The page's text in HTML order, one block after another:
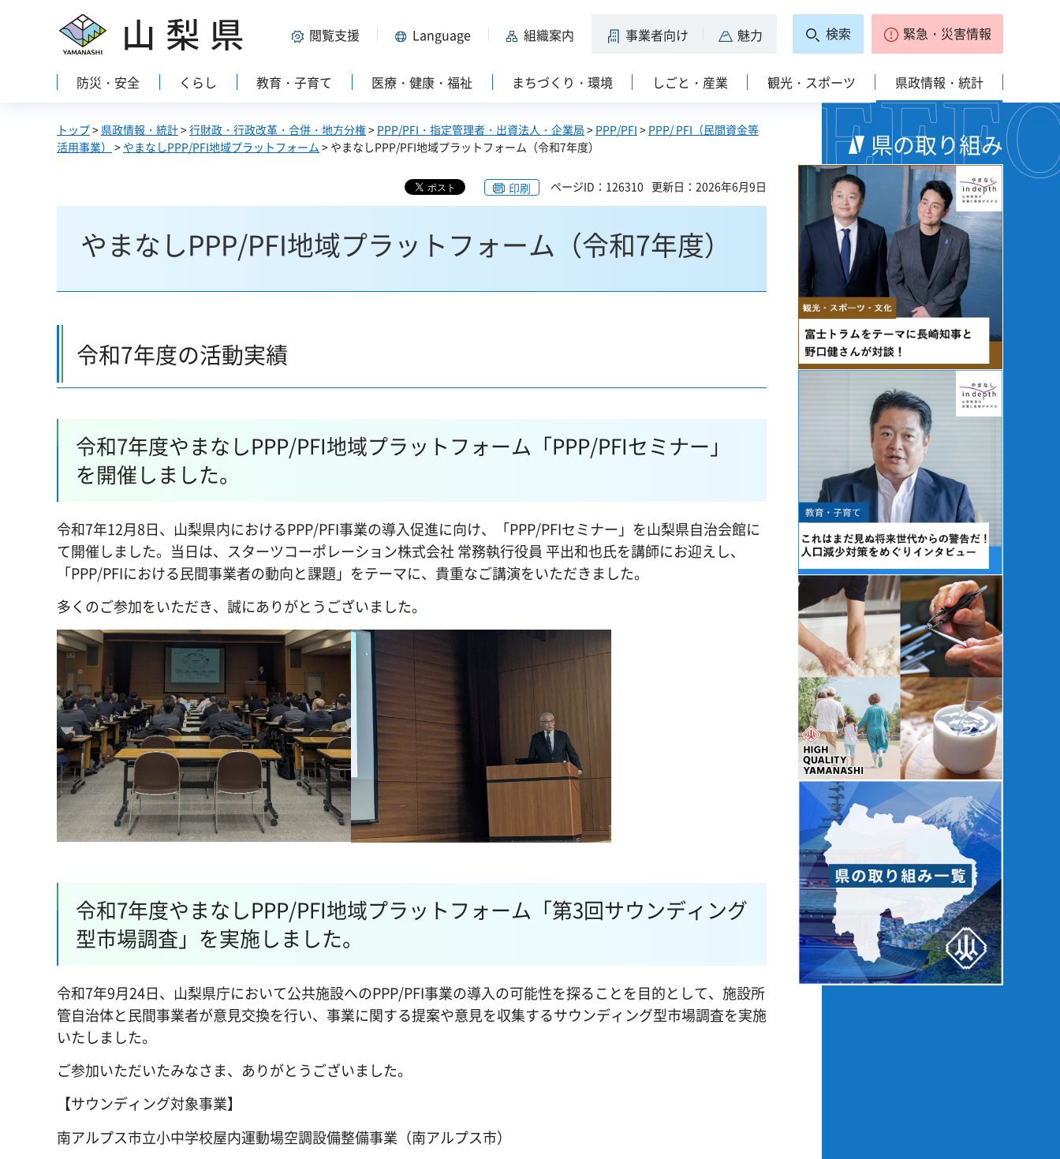
山梨県 閲覧支援 Language 組織案内 事業者向け 魅力 検索 緊急・災害情報
防災・安全 くらし 教育・子育て 医療・健康・福祉 まちづくり・環境 しごと・産業 観光・スポーツ 県政情報・統計
トップ> 県政情報・統計>行財政・行政改革・合併・地方分権> PPP/PFI・指定管理者・出資法人・企業局 > PPP/PFI > PPP/ PFI（民間資金等
活用事業） > やまなしPPP/PFI地域プラットフォーム > やまなしPPP/PFI地域プラットフォーム（令和7年度）
印刷 ページID：126310 更新日：2026年6月9日
やまなしPPP/PFI地域プラットフォーム（令和7年度）
令和7年度の活動実績
令和7年度やまなしPPP/PFI地域プラットフォーム「PPP/PFIセミナー」
を開催しました。
令和7年12月8日、山梨県内におけるPPP/PFI事業の導入促進に向け、「PPP/PFIセミナー」を山梨県自治会館に
て開催しました。当日は、スターツコーポレーション株式会社 常務執行役員 平出和也氏を講師にお迎えし、
「PPP/PFIにおける民間事業者の動向と課題」をテーマに、貴重なご講演をいただきました。
多くのご参加をいただき、誠にありがとうございました。
令和7年度やまなしPPP/PFI地域プラットフォーム「第3回サウンディング
型市場調査」を実施しました。
令和7年9月24日、山梨県庁において公共施設へのPPP/PFI事業の導入の可能性を探ることを目的として、施設所
管自治体と民間事業者が意見交換を行い、事業に関する提案や意見を収集するサウンディング型市場調査を実施
いたしました。
ご参加いただいたみなさま、ありがとうございました。
【サウンディング対象事業】
南アルプス市立小中学校屋内運動場空調設備整備事業（南アルプス市）
県の取り組み